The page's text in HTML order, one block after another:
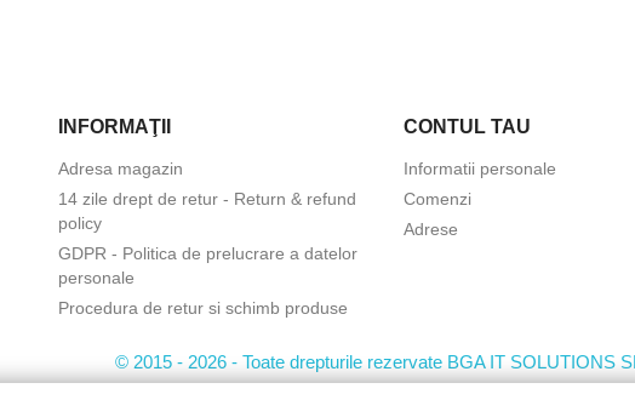
INFORMAŢII
Adresa magazin
14 zile drept de retur - Return & refund
policy
GDPR - Politica de prelucrare a datelor
personale
Procedura de retur si schimb produse
CONTUL TAU
Informatii personale
Comenzi
Adrese
© 2015 - 2026 - Toate drepturile rezervate BGA IT SOLUTIONS